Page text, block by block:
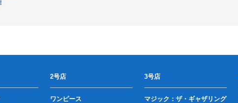
2号店
ワンピース
3号店
マジック：ザ・ギャザリング